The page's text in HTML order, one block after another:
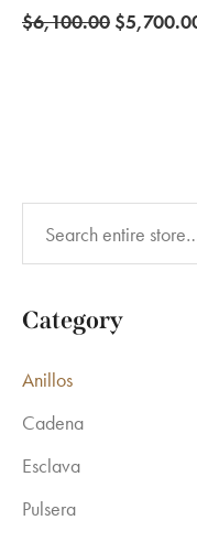
Category
Anillos
Cadena
Esclava
Pulsera
$6,100.00 Original
$